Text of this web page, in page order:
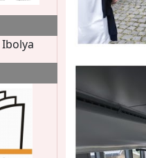
Ibolya